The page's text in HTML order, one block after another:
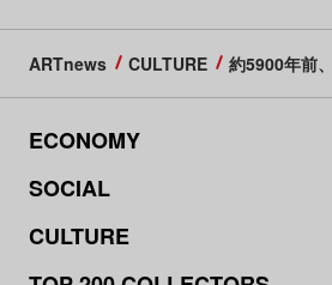
ARTnews CULTURE 約5900年前
ECONOMY
SOCIAL
CULTURE